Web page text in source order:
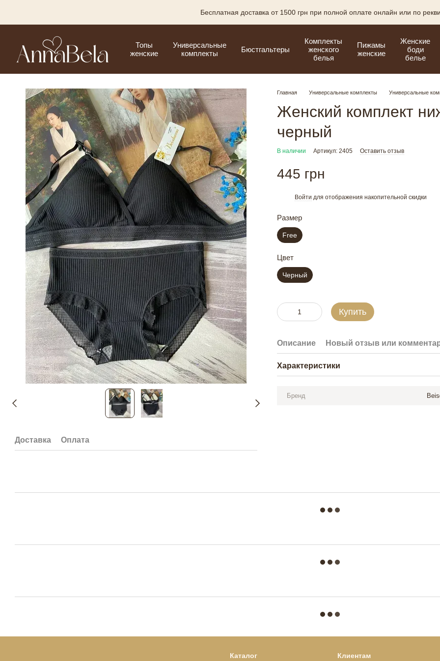
Бесплатная доставка от 1500 грн при полной оплате онлайн или по
Топы
женские
Универсальные
комплекты
Бюстгальтеры
Комплекты
женского
белья
Пижамы
женские
Женские
боди
белье
Доставка Оплата
Главная Универсальные комплекты Универсальные
Женский комплект
черный
В наличии Артикул: 2405 Оставить отзыв
445 грн
Войти для отображения накопительной скидки
Размер
Free
Цвет
Черный
Купить
Описание Новый отзыв или
Характеристики
Бренд
Каталог Клиентам